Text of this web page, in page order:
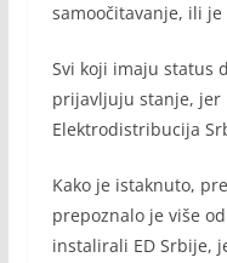
samoočitavanje, ili
Svi koji imaju status
prijavljuju stanje, jer
Elektrodistribucija
Kako je istaknuto,
prepoznalo je više
instalirali ED Srbije,